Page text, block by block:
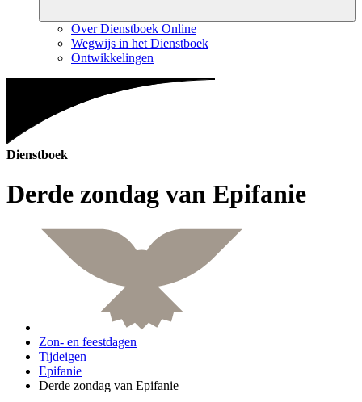
Over Dienstboek Online
Wegwijs in het Dienstboek
Ontwikkelingen
Dienstboek
Derde zondag van Epifanie
Zon- en feestdagen
Tijdeigen
Epifanie
Derde zondag van Epifanie